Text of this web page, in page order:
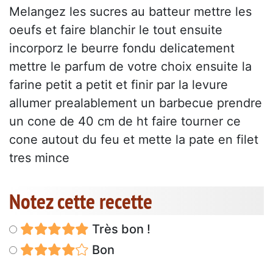
Melangez les sucres au batteur mettre les
oeufs et faire blanchir le tout ensuite
incorporz le beurre fondu delicatement
mettre le parfum de votre choix ensuite la
farine petit a petit et finir par la levure
allumer prealablement un barbecue prendre
un cone de 40 cm de ht faire tourner ce
cone autout du feu et mette la pate en filet
tres mince
Notez cette recette
Très bon !
Bon